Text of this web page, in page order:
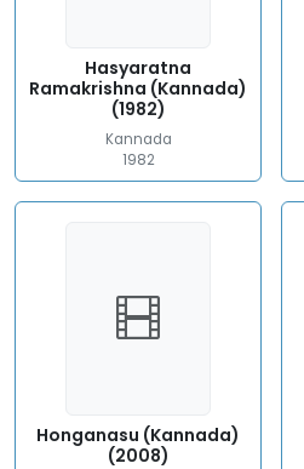
Hasyaratna
Ramakrishna (Kannada)
(1982)
Kannada
1982
Honganasu (Kannada)
(2008)